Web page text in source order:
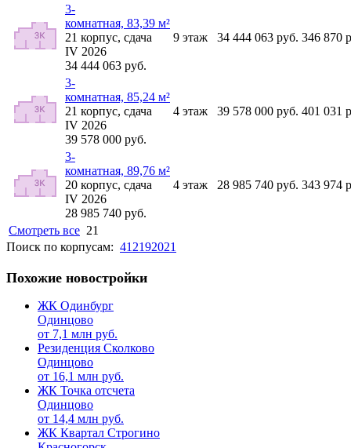
3-
комнатная, 83,39 м²
21 корпус, сдача
IV 2026
34 444 063 руб.
9 этаж 34 444 063 руб. 346 870
3-
комнатная, 85,24 м²
21 корпус, сдача
IV 2026
39 578 000 руб.
4 этаж 39 578 000 руб. 401 031
3-
комнатная, 89,76 м²
20 корпус, сдача
IV 2026
28 985 740 руб.
4 этаж 28 985 740 руб. 343 974
Смотреть все 21
Поиск по корпусам: 412192021
Похожие новостройки
ЖК Одинбург
Одинцово
от 7,1 млн руб.
Резиденция Сколково
Одинцово
от 16,1 млн руб.
ЖК Точка отсчета
Одинцово
от 14,4 млн руб.
ЖК Квартал Строгино